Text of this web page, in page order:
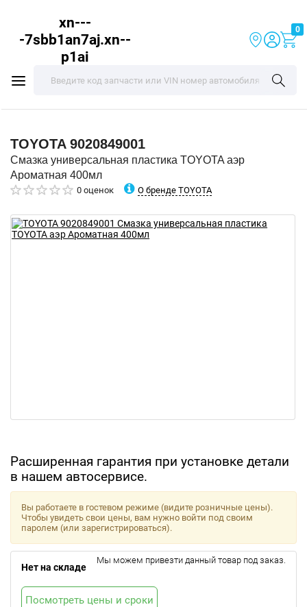
xn---
-7sbb1an7aj.xn--
p1ai
0
TOYOTA 9020849001
Смазка универсальная пластика TOYOTA аэр
Ароматная 400мл
0 оценок О бренде TOYOTA
Расширенная гарантия при установке детали
в нашем автосервисе.
Вы работаете в гостевом режиме (видите розничные цены).
Чтобы увидеть свои цены, вам нужно войти под своим
паролем (или зарегистрироваться).
Нет на складе
Мы можем привезти данный товар под заказ.
Посмотреть цены и сроки